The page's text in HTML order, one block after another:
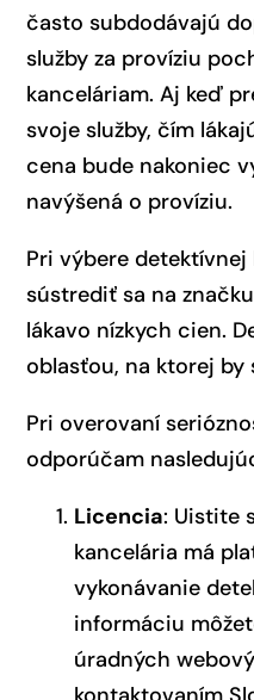
často subdodávajú
služby za províziu
kanceláriam. Aj keď
svoje služby, čím
cena bude nakoniec
navýšená o províziu.
Pri výbere
sústrediť sa na
lákavo nízkych cien.
oblasťou, na ktorej by
Pri overovaní
odporúčam
Licencia: Uistite
kancelária má
vykonávanie
informáciu
úradných